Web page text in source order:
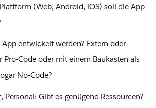
(Web, Android, iOS) soll die App
entwickelt werden? Extern oder
Pro-Code oder mit einem Baukasten als
No-Code?
Personal: Gibt es genügend Ressourcen?